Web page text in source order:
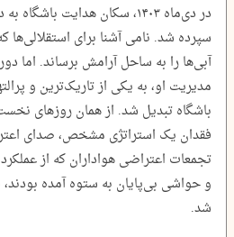
در دی‌ماه ۱۴۰۳، سکان هدایت
سپرده شد. نامی آشنا برای استقلالی‌ها
آبی‌ها را به ساحل آرامش برساند. اما
مدیریت او، به یکی از تاریک‌ترین و
باشگاه تبدیل شد. از همان روزهای
فقدان یک استراتژی مشخص، صدای
تجمعات اعتراضی هواداران که از
و حواشی بی‌پایان به ستوه آمده بودند،
شد.